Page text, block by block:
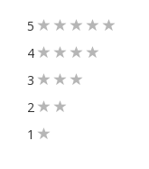
5
4
3
2
1